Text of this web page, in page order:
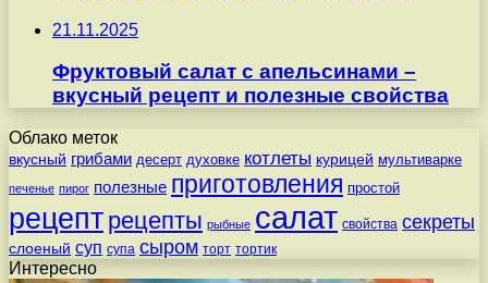
21.11.2025
Фруктовый салат с апельсинами –
вкусный рецепт и полезные свойства
Облако меток
вкусный грибами десерт духовке котлеты курицей мультиварке
печенье пирог полезные приготовления простой
рецепт рецепты рыбные салат свойства секреты
слоеный суп супа сыром торт тортик
Интересно